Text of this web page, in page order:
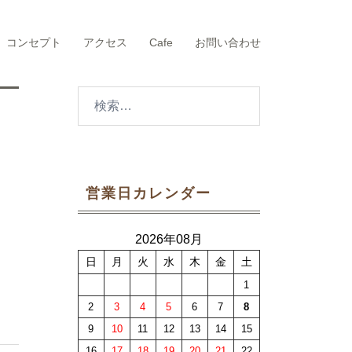
コンセプト アクセス Cafe お問い合わせ
営業日カレンダー
2026年08月
日 月 火 水 木 金 土
1
2
3 4 5 6 7
8
9
10 11 12 13 14
15